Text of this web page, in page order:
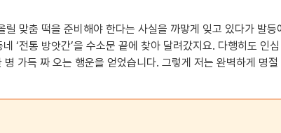
맞춤 떡을 준비해야 한다는 사실을 까맣게 잊고 있다가 발
‘전통 방앗간’을 수소문 끝에 찾아 달려갔지요. 다행히도 인
가득 짜 오는 행운을 얻었습니다. 그렇게 저는 완벽하게 명